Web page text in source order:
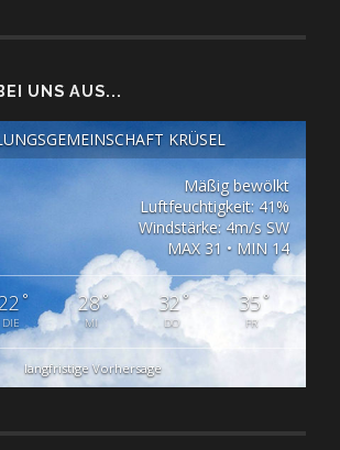
UNS AUS...
KRÜSEL
Mäßig bewölkt
Luftfeuchtigkeit: 41%
Windstärke: 4m/s SW
MAX 31 • MIN 14
22 °
DIE
28°
MI
32°
DO
35°
FR
langfristige Vorhersage